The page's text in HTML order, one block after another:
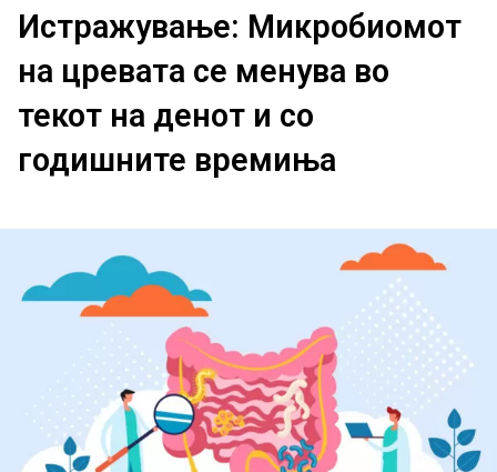
Истражување: Микробиомот
на цревата се менува во
текот на денот и со
годишните времиња